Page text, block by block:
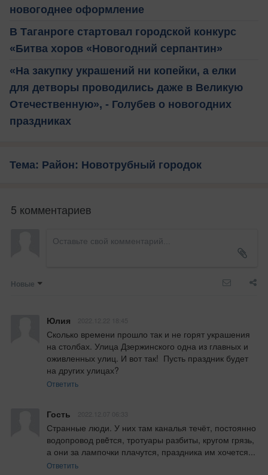
новогоднее оформление
В Таганроге стартовал городской конкурс
«Битва хоров «Новогодний серпантин»
«На закупку украшений ни копейки, а елки
для детворы проводились даже в Великую
Отечественную», - Голубев о новогодних
праздниках
Тема: Район: Новотрубный городок
5 комментариев
Новые
Юлия
Сколько времени прошло так и не горят украшения
на столбах. Улица Дзержинского одна из главных и
оживленных улиц. И вот так!  Пусть праздник будет
на других улицах?
Ответить
Гость
Странные люди. У них там каналья течёт, постоянно
водопровод рвëтся, тротуары разбиты, кругом грязь,
а они за лампочки плачутся, праздника им хочется...
Ответить